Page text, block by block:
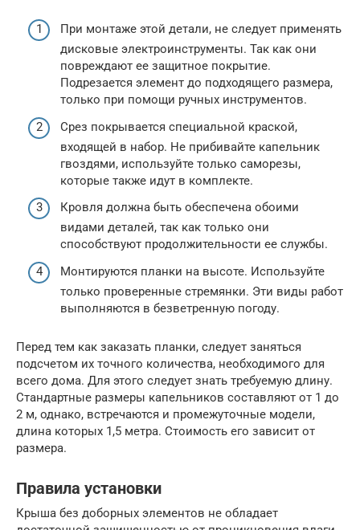
При монтаже этой детали, не следует применять
дисковые электроинструменты. Так как они
повреждают ее защитное покрытие.
Подрезается элемент до подходящего размера,
только при помощи ручных инструментов.
Срез покрывается специальной краской,
входящей в набор. Не прибивайте капельник
гвоздями, используйте только саморезы,
которые также идут в комплекте.
Кровля должна быть обеспечена обоими
видами деталей, так как только они
способствуют продолжительности ее службы.
Монтируются планки на высоте. Используйте
только проверенные стремянки. Эти виды работ
выполняются в безветренную погоду.
Перед тем как заказать планки, следует заняться
подсчетом их точного количества, необходимого для
всего дома. Для этого следует знать требуемую длину.
Стандартные размеры капельников составляют от 1 до
2 м, однако, встречаются и промежуточные модели,
длина которых 1,5 метра. Стоимость его зависит от
размера.
Правила установки
Крыша без доборных элементов не обладает